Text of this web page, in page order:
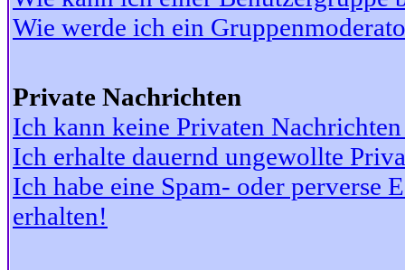
Wie werde ich ein
Private Nachrichten
Ich kann keine Privaten
Ich erhalte dauernd ungewollte
Ich habe eine Spam- oder perverse
erhalten!